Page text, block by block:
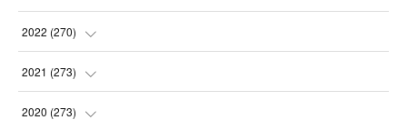
(21
(22
(23
(22
(22
(23
(23
2022 (270)
(23
(23
2021 (273)
(24
2020 (273)